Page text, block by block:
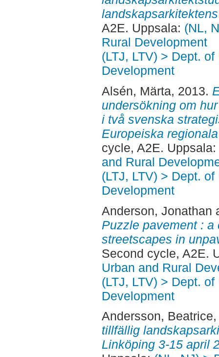
A2E. Uppsala: (NL,
Rural Development
(LTJ, LTV) > Dept.
Development
Alsén, Märta, 2013.
undersökning om
i två svenska
Europeiska
cycle, A2E. Uppsala:
and Rural
(LTJ, LTV) > Dept.
Development
Anderson, Jonathan
Puzzle pavement :
streetscapes in
Second cycle, A2E.
Urban and Rural
(LTJ, LTV) > Dept.
Development
Andersson, Beatrice
tillfällig
Linköping 3-15 april